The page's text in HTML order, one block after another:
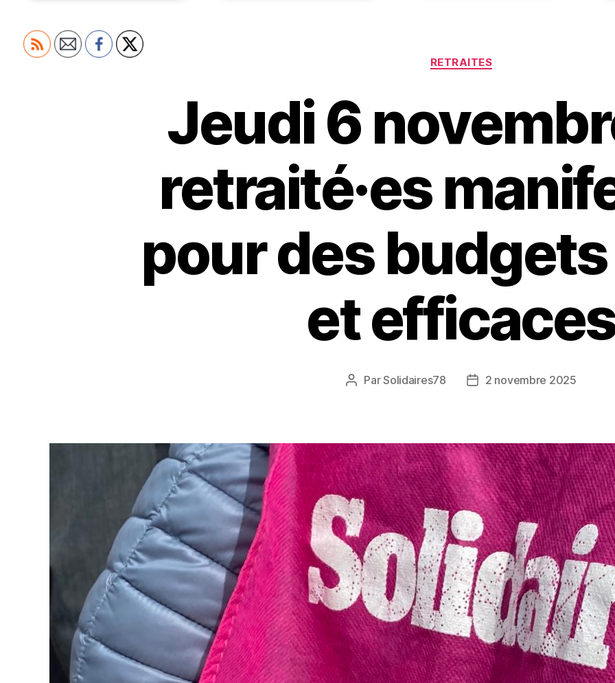
Catégories
RETRAITES
Jeudi 6
retraité·es
pour des
et
Auteur
ParSolidaires78
Date2 novembre 2025